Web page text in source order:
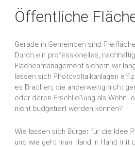
Öffentliche
Gerade in Gemeinden sind
Durch ein professionelles,
Flächenmanagement sichern wir
lassen sich Photovoltaikanlagen
es Brachen, die anderweitig nicht
oder deren Erschließung als Wohn-
nicht budgetiert werden können?
Wie lassen sich Bürger für die Idee
und wie geht man Hand in Hand mit